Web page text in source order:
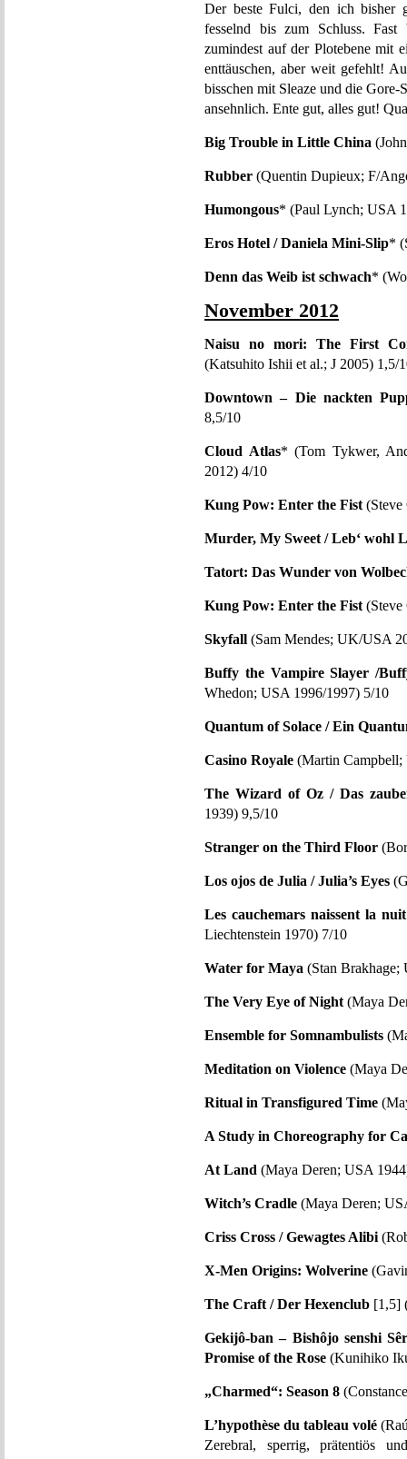
Der beste Fulci, den ich bisher
fesselnd bis zum Schluss.
zumindest auf der Plotebene mit
enttäuschen, aber weit gefehlt!
bisschen mit Sleaze und die
ansehnlich. Ente gut, alles gut!
Big Trouble in Little China
Rubber (Quentin Dupieux; F/
Humongous* (Paul Lynch; USA
Eros Hotel / Daniela Mini-Slip*
Denn das Weib ist schwach*
November 2012
Naisu no mori: The First
(Katsuhito Ishii et al.; J 2005) 1,5/
Downtown – Die nackten
8,5/10
Cloud Atlas* (Tom Tykwer,
2012) 4/10
Kung Pow: Enter the Fist
Murder, My Sweet / Leb‘ wohl
Tatort: Das Wunder von
Kung Pow: Enter the Fist
Skyfall (Sam Mendes; UK/USA
Buffy the Vampire Slayer /
Whedon; USA 1996/1997) 5/10
Quantum of Solace / Ein
Casino Royale (Martin
The Wizard of Oz / Das
1939) 9,5/10
Stranger on the Third Floor
Los ojos de Julia / Julia’s Eyes
Les cauchemars naissent la
Liechtenstein 1970) 7/10
Water for Maya (Stan Brakhage;
The Very Eye of Night (Maya
Ensemble for Somnambulists
Meditation on Violence (Maya
Ritual in Transfigured Time
A Study in Choreography for
At Land (Maya Deren; USA
Witch’s Cradle (Maya Deren;
Criss Cross / Gewagtes Alibi
X-Men Origins: Wolverine
The Craft / Der Hexenclub [1,5]
Gekijô-ban – Bishôjo senshi
Promise of the Rose (Kunihiko
„Charmed“: Season 8
L’hypothèse du tableau volé
Zerebral, sperrig, prätentiös